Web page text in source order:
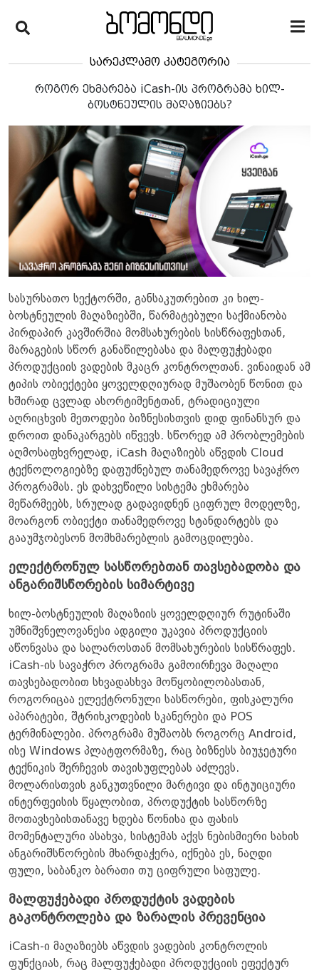
სარეკლამო კატეგორია
როგორ ეხმარება iCash-ის პროგრამა ხილ-
ბოსტნეულის მაღაზიებს?
სასურსათო სექტორში, განსაკუთრებით კი ხილ-
ბოსტნეულის მაღაზიებში, წარმატებული საქმიანობა
პირდაპირ კავშირშია მომსახურების სისწრაფესთან,
მარაგების სწორ განაწილებასა და მალფუჭებადი
პროდუქციის ვადების მკაცრ კონტროლთან. ვინაიდან ამ
ტიპის ობიექტები ყოველდღიურად მუშაობენ წონით და
ხშირად ცვლად ასორტიმენტთან, ტრადიციული
აღრიცხვის მეთოდები ბიზნესისთვის დიდ ფინანსურ და
დროით დანაკარგებს იწვევს. სწორედ ამ პრობლემების
აღმოსაფხვრელად, iCash მაღაზიებს აწვდის Cloud
ტექნოლოგიებზე დაფუძნებულ თანამედროვე სავაჭრო
პროგრამას. ეს დახვეწილი სისტემა ეხმარება
მეწარმეებს, სრულად გადავიდნენ ციფრულ მოდელზე,
მოარგონ ობიექტი თანამედროვე სტანდარტებს და
გააუმჯობესონ მომხმარებლის გამოცდილება.
ელექტრონულ სასწორებთან თავსებადობა და
ანგარიშსწორების სიმარტივე
ხილ-ბოსტნეულის მაღაზიის ყოველდღიურ რუტინაში
უმნიშვნელოვანესი ადგილი უკავია პროდუქციის
აწონვასა და სალაროსთან მომსახურების სისწრაფეს.
iCash-ის სავაჭრო პროგრამა გამოირჩევა მაღალი
თავსებადობით სხვადასხვა მოწყობილობასთან,
როგორიცაა ელექტრონული სასწორები, ფისკალური
აპარატები, შტრიხკოდების სკანერები და POS
ტერმინალები. პროგრამა მუშაობს როგორც Android,
ისე Windows პლატფორმაზე, რაც ბიზნესს ბიუჯეტური
ტექნიკის შერჩევის თავისუფლებას აძლევს.
მოლარისთვის განკუთვნილი მარტივი და ინტუიციური
ინტერფეისის წყალობით, პროდუქტის სასწორზე
მოთავსებისთანავე ხდება წონისა და ფასის
მომენტალური ასახვა, სისტემას აქვს ნებისმიერი სახის
ანგარიშსწორების მხარდაჭერა, იქნება ეს, ნაღდი
ფული, საბანკო ბარათი თუ ციფრული საფულე.
მალფუჭებადი პროდუქტის ვადების
გაკონტროლება და ზარალის პრევენცია
iCash-ი მაღაზიებს აწვდის ვადების კონტროლის
ფუნქციას, რაც მალფუჭებადი პროდუქციის ეფექტურ